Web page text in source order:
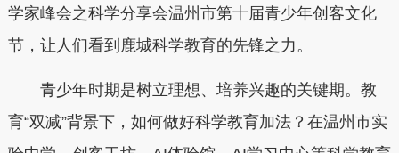
学家峰会之科学分享会温州市第十届青少年创客文化
节，让人们看到鹿城科学教育的先锋之力。
青少年时期是树立理想、培养兴趣的关键期。教
育“双减”背景下，如何做好科学教育加法？在温州市实